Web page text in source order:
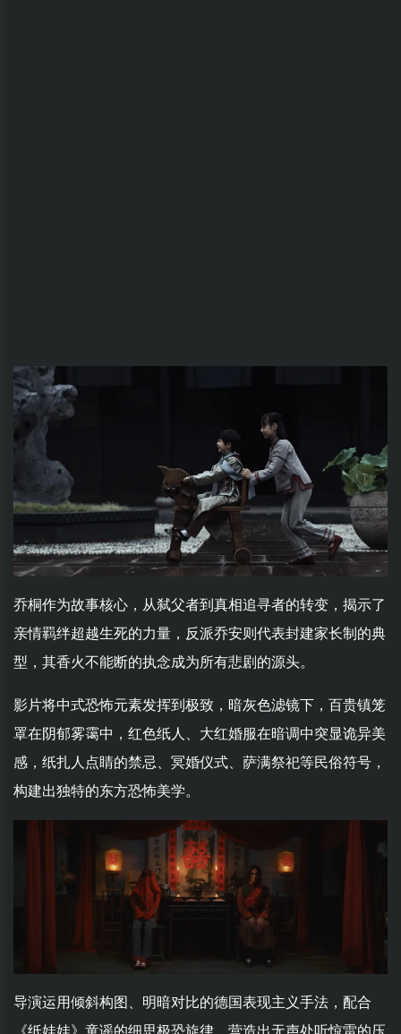
乔桐作为故事核心，从弑父者到真相追寻者的转变，揭示了
亲情羁绊超越生死的力量，反派乔安则代表封建家长制的典
型，其香火不能断的执念成为所有悲剧的源头。
影片将中式恐怖元素发挥到极致，暗灰色滤镜下，百贵镇笼
罩在阴郁雾霭中，红色纸人、大红婚服在暗调中突显诡异美
感，纸扎人点睛的禁忌、冥婚仪式、萨满祭祀等民俗符号，
构建出独特的东方恐怖美学。
导演运用倾斜构图、明暗对比的德国表现主义手法，配合